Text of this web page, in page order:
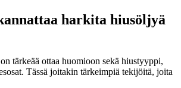
harkita hiusöljyä
tärkeää ottaa huomioon sekä hiustyyppi,
Tässä joitakin tärkeimpiä tekijöitä, joita